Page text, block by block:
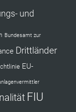
und
Bundesamt zur
Drittländer
EU-
FIU